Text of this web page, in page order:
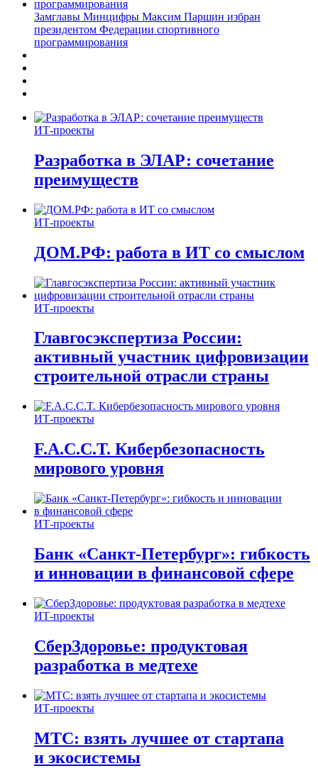
Замглавы Минцифры Максим Паршин избран
президентом Федерации спортивного
программирования
ИТ-проекты
Разработка в ЭЛАР: сочетание
преимуществ
ИТ-проекты
ДОМ.РФ: работа в ИТ со смыслом
ИТ-проекты
Главгосэкспертиза России:
активный участник цифровизации
строительной отрасли страны
ИТ-проекты
F.A.C.C.T. Кибербезопасность
мирового уровня
ИТ-проекты
Банк «Санкт-Петербург»: гибкость
и инновации в финансовой сфере
ИТ-проекты
СберЗдоровье: продуктовая
разработка в медтехе
ИТ-проекты
МТС: взять лучшее от стартапа
и экосистемы